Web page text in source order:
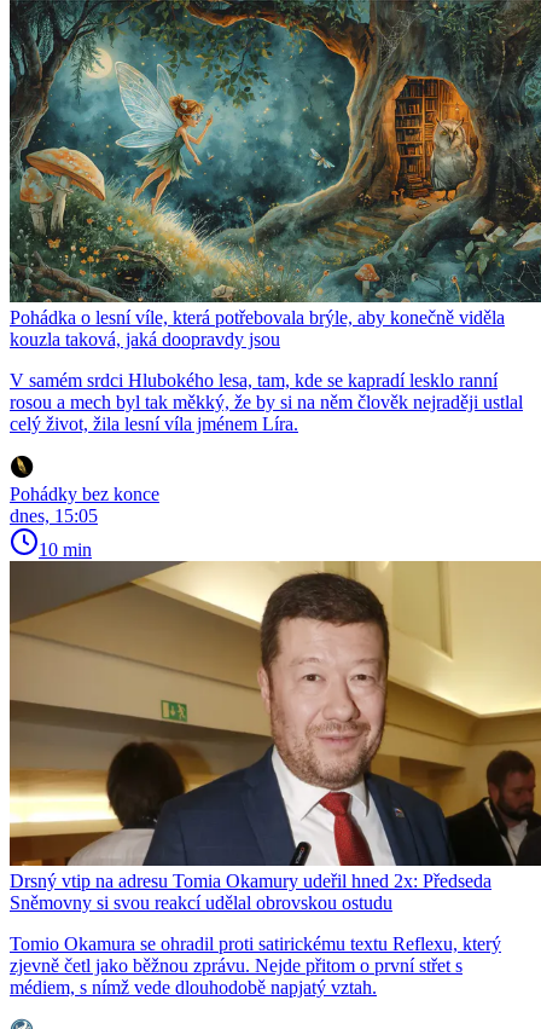
Pohádka o lesní víle, která potřebovala brýle, aby konečně viděla
kouzla taková, jaká doopravdy jsou
V samém srdci Hlubokého lesa, tam, kde se kapradí lesklo ranní
rosou a mech byl tak měkký, že by si na něm člověk nejraději ustlal
celý život, žila lesní víla jménem Líra.
Pohádky bez konce
dnes, 15:05
10 min
Drsný vtip na adresu Tomia Okamury udeřil hned 2x: Předseda
Sněmovny si svou reakcí udělal obrovskou ostudu
Tomio Okamura se ohradil proti satirickému textu Reflexu, který
zjevně četl jako běžnou zprávu. Nejde přitom o první střet s
médiem, s nímž vede dlouhodobě napjatý vztah.